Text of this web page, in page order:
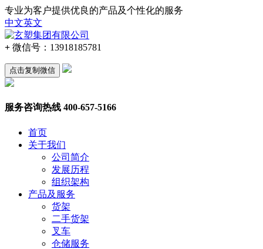
专业为客户提供优良的产品及个性化的服务
中文英文
+ 微信号： 13918185781
点击复制微信
服务咨询热线 400-657-5166
首页
关于我们
公司简介
发展历程
组织架构
产品及服务
货架
二手货架
叉车
仓储服务